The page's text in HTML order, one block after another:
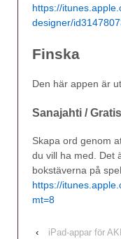
https://
designer/
Finska
Den här appen är
Sanajahti / Gratis
Skapa ord genom
du vill ha med. Det
bokstäverna på
https://
mt=8
‹
iPad-appar för